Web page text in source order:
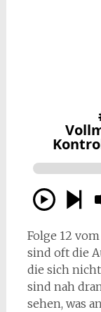
Folge 12
sind oft die
die sich
sind nah
sehen, was